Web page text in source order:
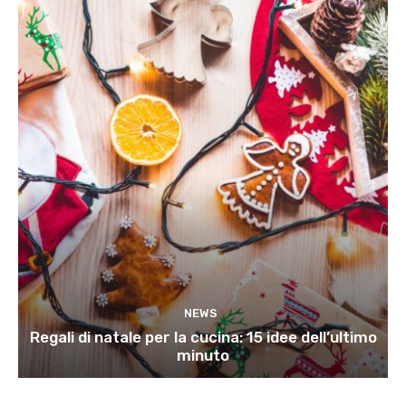
NEWS
Regali di natale per la cucina: 15 idee dell’ultimo
minuto